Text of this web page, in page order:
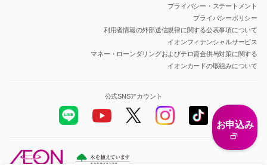
お申込み
プライバシー・ステートメント
プライバシーポリシー
利用者情報の外部送信規律に関する公表事項について
イオンフィナンシャルサービス
マネー・ローンダリングおよびテロ資金供与対策に関する
イオンカードの取組みについて
公式SNSアカウント